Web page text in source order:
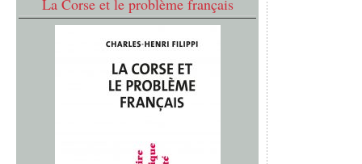
La Corse et le problème français